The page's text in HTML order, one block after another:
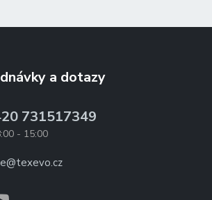
a dotazy
731517349
- 15:00